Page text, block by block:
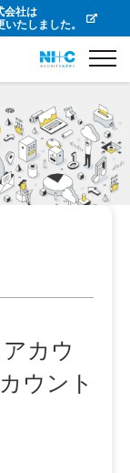
会社は
たしました。
カウ
ウント